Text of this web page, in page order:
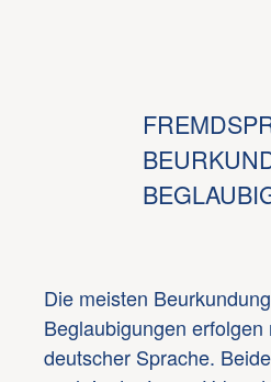
Die meisten
Beglaubigungen
deutscher Sprache.